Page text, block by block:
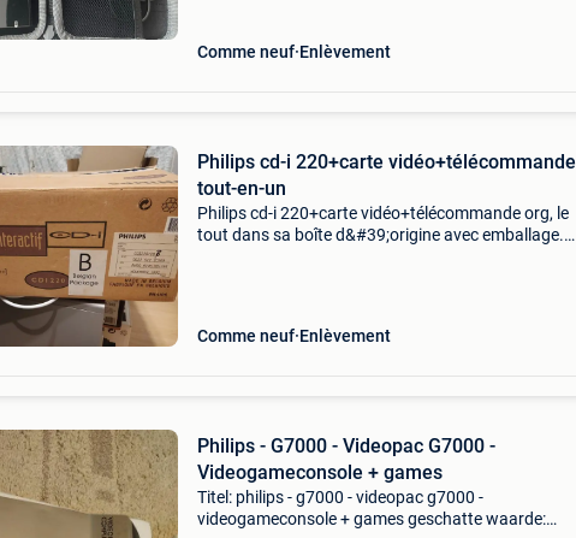
Comme neuf Enlèvement
Philips cd-i 220+carte vidéo+télécommande
tout-en-un
Philips cd-i 220+carte vidéo+télécommande org, le
tout dans sa boîte d&#39;origine avec emballage.
Comme neuf Enlèvement
Philips - G7000 - Videopac G7000 -
Videogameconsole + games
Titel: philips - g7000 - videopac g7000 -
videogameconsole + games geschatte waarde: